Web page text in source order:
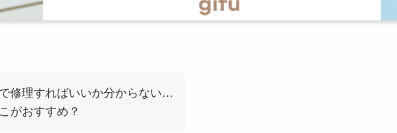
修理すればいいか分からない…
がおすすめ？